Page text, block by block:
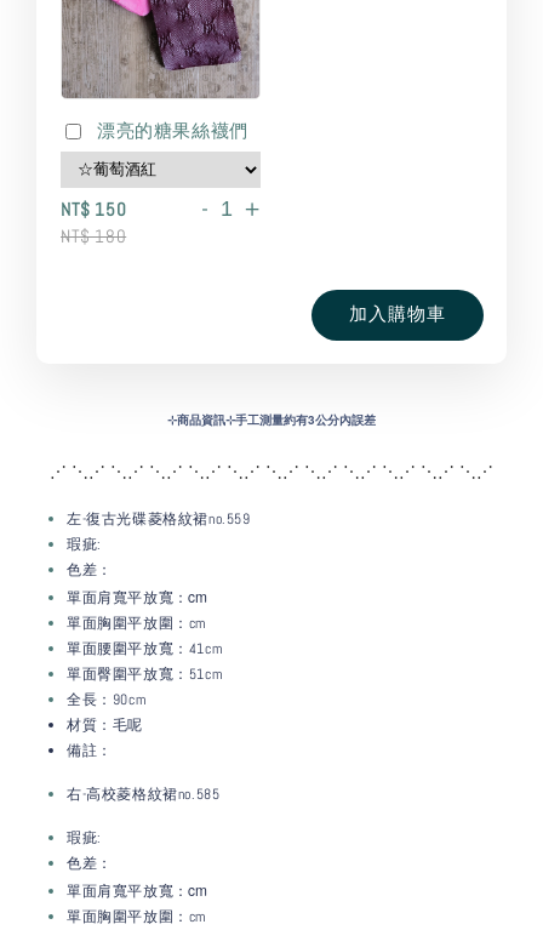
漂亮的糖果絲襪們
NT$ 150
NT$ 180
- +
加入購物車
⊹商品資訊⊹手工測量約有3公分內誤差
⋰ ⋱⋰ ⋱⋰ ⋱⋰ ⋱⋰ ⋱⋰ ⋱⋰ ⋱⋰ ⋱ ⋰ ⋱⋰ ⋱⋰ ⋱⋰
左-復古光碟菱格紋裙no.559
瑕疵:
色差：
單面肩寬平放寬 ：cm
單面胸圍平放圍：cm
單面腰圍平放寬：41cm
單面臀圍平放寬：51cm
全長：90cm
材質：毛呢
備註：
右-高校菱格紋裙no.585
瑕疵:
色差：
單面肩寬平放寬 ：cm
單面胸圍平放圍：cm